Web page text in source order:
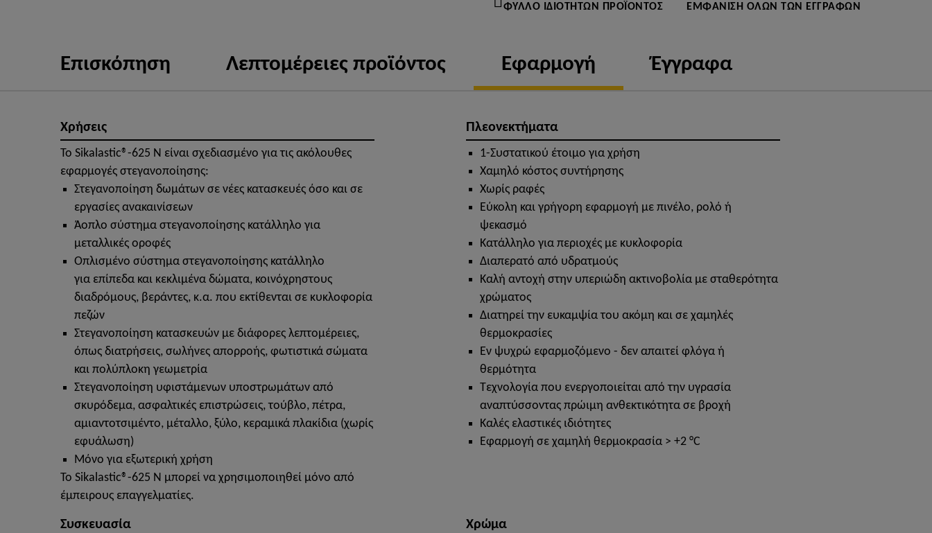
ΦΎΛΛΟ ΙΔΙΟΤΉΤΩΝ ΠΡΟΪΌΝΤΟΣ ΕΜΦΆΝΙΣΗ ΌΛΩΝ ΤΩΝ ΕΓΓΡΆΦΩΝ
Επισκόπηση Λεπτομέρειες προϊόντος Εφαρμογή Έγγραφα
Χρήσεις
Το Sikalastic®-625 N είναι σχεδιασμένο για τις ακόλουθες
εφαρμογές στεγανοποίησης:
Στεγανοποίηση δωμάτων σε νέες κατασκευές όσο και σε
εργασίες ανακαινίσεων
Άοπλο σύστημα στεγανοποίησης κατάλληλο για
μεταλλικές οροφές
Οπλισμένο σύστημα στεγανοποίησης κατάλληλο
για επίπεδα και κεκλιμένα δώματα, κοινόχρηστους
διαδρόμους, βεράντες, κ.α. που εκτίθενται σε κυκλοφορία
πεζών
Στεγανοποίηση κατασκευών με διάφορες λεπτομέρειες,
όπως διατρήσεις, σωλήνες απορροής, φωτιστικά σώματα
και πολύπλοκη γεωμετρία
Στεγανοποίηση υφιστάμενων υποστρωμάτων από
σκυρόδεμα, ασφαλτικές επιστρώσεις, τούβλο, πέτρα,
αμιαντοτσιμέντο, μέταλλο, ξύλο, κεραμικά πλακίδια (χωρίς
εφυάλωση)
Μόνο για εξωτερική χρήση
To Sikalastic®-625 N μπορεί να χρησιμοποιηθεί μόνο από
έμπειρους επαγγελματίες.
Πλεονεκτήματα
1-Συστατικού έτοιμο για χρήση
Χαμηλό κόστος συντήρησης
Χωρίς ραφές
Εύκολη και γρήγορη εφαρμογή με πινέλο, ρολό ή
ψεκασμό
Κατάλληλο για περιοχές με κυκλοφορία
Διαπερατό από υδρατμούς
Καλή αντοχή στην υπεριώδη ακτινοβολία με σταθερότητα
χρώματος
Διατηρεί την ευκαμψία του ακόμη και σε χαμηλές
θερμοκρασίες
Εν ψυχρώ εφαρμοζόμενο - δεν απαιτεί φλόγα ή
θερμότητα
Τεχνολογία που ενεργοποιείται από την υγρασία
αναπτύσσοντας πρώιμη ανθεκτικότητα σε βροχή
Καλές ελαστικές ιδιότητες
Εφαρμογή σε χαμηλή θερμοκρασία > +2 °C
Συσκευασία Χρώμα